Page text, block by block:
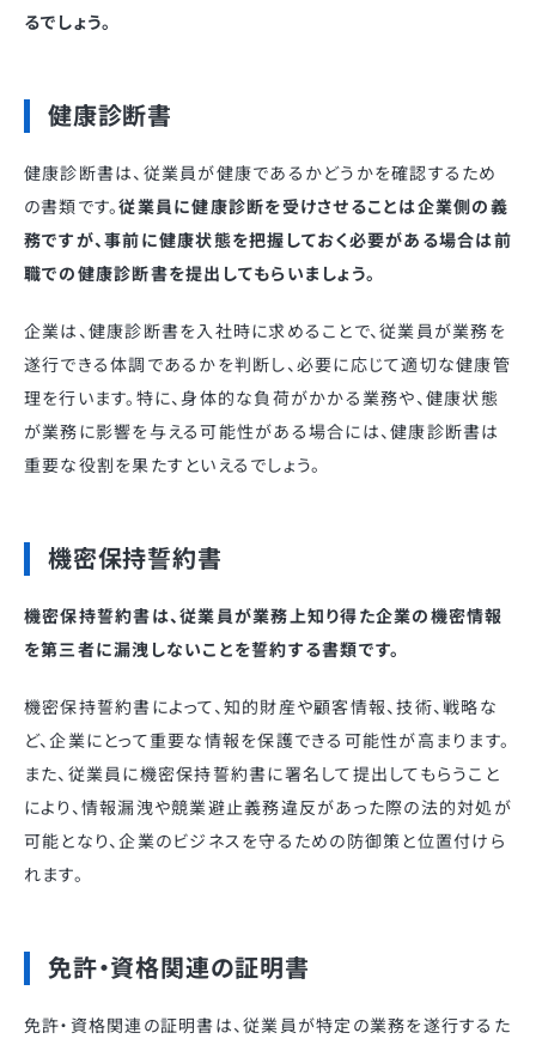
るでしょう。
健康診断書
健康診断書は、従業員が健康であるかどうかを確認するため
の書類です。従業員に健康診断を受けさせることは企業側の義
務ですが、事前に健康状態を把握しておく必要がある場合は前
職での健康診断書を提出してもらいましょう。
企業は、健康診断書を入社時に求めることで、従業員が業務を
遂行できる体調であるかを判断し、必要に応じて適切な健康管
理を行います。特に、身体的な負荷がかかる業務や、健康状態
が業務に影響を与える可能性がある場合には、健康診断書は
重要な役割を果たすといえるでしょう。
機密保持誓約書
機密保持誓約書は、従業員が業務上知り得た企業の機密情報
を第三者に漏洩しないことを誓約する書類です。
機密保持誓約書によって、知的財産や顧客情報、技術、戦略な
ど、企業にとって重要な情報を保護できる可能性が高まります。
また、従業員に機密保持誓約書に署名して提出してもらうこと
により、情報漏洩や競業避止義務違反があった際の法的対処が
可能となり、企業のビジネスを守るための防御策と位置付けら
れます。
免許・資格関連の証明書
免許・資格関連の証明書は、従業員が特定の業務を遂行するた